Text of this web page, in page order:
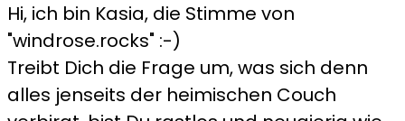
Hi, ich bin Kasia, die Stimme von
"windrose.rocks" :-)
Treibt Dich die Frage um, was sich denn
alles jenseits der heimischen Couch